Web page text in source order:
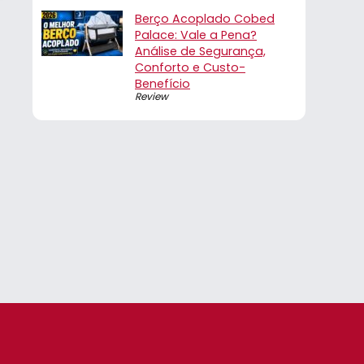
Berço Acoplado Cobed
Palace: Vale a Pena?
Análise de Segurança,
Conforto e Custo-
Benefício
Review